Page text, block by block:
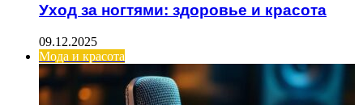
Уход за ногтями: здоровье и красота
09.12.2025
Мода и красота